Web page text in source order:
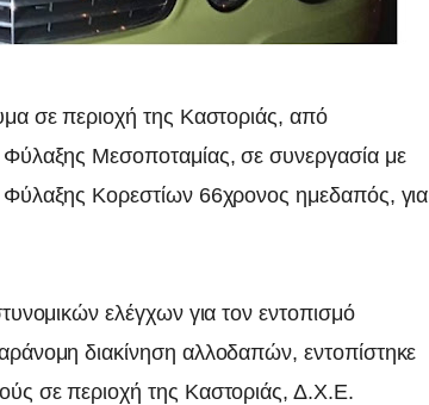
σε περιοχή της Καστοριάς, από
Μεσοποταμίας, σε συνεργασία με
Κορεστίων 66χρονος ημεδαπός, για
ελέγχων για τον εντοπισμό
διακίνηση αλλοδαπών, εντοπίστηκε
σε περιοχή της Καστοριάς, Δ.Χ.Ε.